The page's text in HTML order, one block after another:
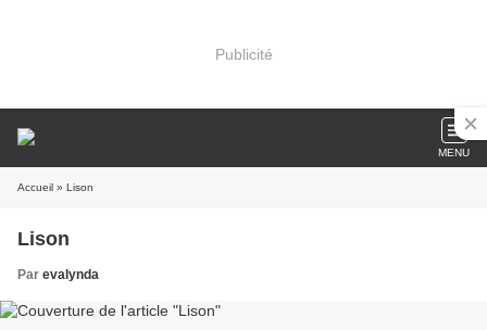
Publicité
MENU
Accueil » Lison
Lison
Par evalynda